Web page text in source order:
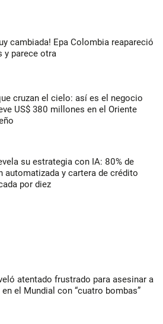
cambiada! Epa Colombia reapareció
y parece otra
cruzan el cielo: así es el negocio
US$ 380 millones en el Oriente
su estrategia con IA: 80% de
automatizada y cartera de crédito
por diez
atentado frustrado para asesinar a
el Mundial con “cuatro bombas”